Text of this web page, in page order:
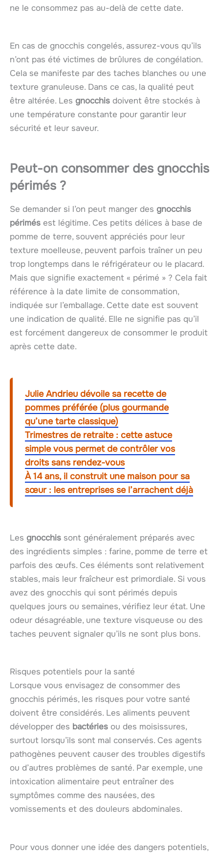
ne le consommez pas au-delà de cette date.
En cas de gnocchis congelés, assurez-vous qu’ils
n’ont pas été victimes de brûlures de congélation.
Cela se manifeste par des taches blanches ou une
texture granuleuse. Dans ce cas, la qualité peut
être altérée. Les gnocchis doivent être stockés à
une température constante pour garantir leur
sécurité et leur saveur.
Peut-on consommer des gnocchis
périmés ?
Se demander si l’on peut manger des gnocchis
périmés est légitime. Ces petits délices à base de
pomme de terre, souvent appréciés pour leur
texture moelleuse, peuvent parfois traîner un peu
trop longtemps dans le réfrigérateur ou le placard.
Mais que signifie exactement « périmé » ? Cela fait
référence à la date limite de consommation,
indiquée sur l’emballage. Cette date est souvent
une indication de qualité. Elle ne signifie pas qu’il
est forcément dangereux de consommer le produit
après cette date.
Julie Andrieu dévoile sa recette de
pommes préférée (plus gourmande
qu’une tarte classique)
Trimestres de retraite : cette astuce
simple vous permet de contrôler vos
droits sans rendez-vous
À 14 ans, il construit une maison pour sa
sœur : les entreprises se l’arrachent déjà
Les gnocchis sont généralement préparés avec
des ingrédients simples : farine, pomme de terre et
parfois des œufs. Ces éléments sont relativement
stables, mais leur fraîcheur est primordiale. Si vous
avez des gnocchis qui sont périmés depuis
quelques jours ou semaines, vérifiez leur état. Une
odeur désagréable, une texture visqueuse ou des
taches peuvent signaler qu’ils ne sont plus bons.
Risques potentiels pour la santé
Lorsque vous envisagez de consommer des
gnocchis périmés, les risques pour votre santé
doivent être considérés. Les aliments peuvent
développer des bactéries ou des moisissures,
surtout lorsqu’ils sont mal conservés. Ces agents
pathogènes peuvent causer des troubles digestifs
ou d’autres problèmes de santé. Par exemple, une
intoxication alimentaire peut entraîner des
symptômes comme des nausées, des
vomissements et des douleurs abdominales.
Pour vous donner une idée des dangers potentiels,